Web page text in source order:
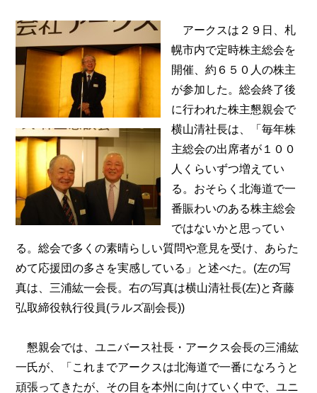
アークスは２９日、札
幌市内で定時株主総会を
開催、約６５０人の株主
が参加した。総会終了後
に行われた株主懇親会で
横山清社長は、「毎年株
主総会の出席者が１００
人くらいずつ増えてい
る。おそらく北海道で一
番賑わいのある株主総会
ではないかと思ってい
る。総会で多くの素晴らしい質問や意見を受け、あらた
めて応援団の多さを実感している」と述べた。(左の写
真は、三浦紘一会長。右の写真は横山清社長(左)と斉藤
弘取締役執行役員(ラルズ副会長))
懇親会では、ユニバース社長・アークス会長の三浦紘
一氏が、「これまでアークスは北海道で一番になろうと
頑張ってきたが、その目を本州に向けていく中で、ユニ